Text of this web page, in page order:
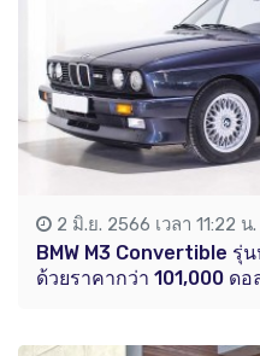
2 มิ.ย. 2566 เวลา 11:22 น.
BMW M3 Convertible รุ่
ด้วยราคากว่า 101,000 ดอ